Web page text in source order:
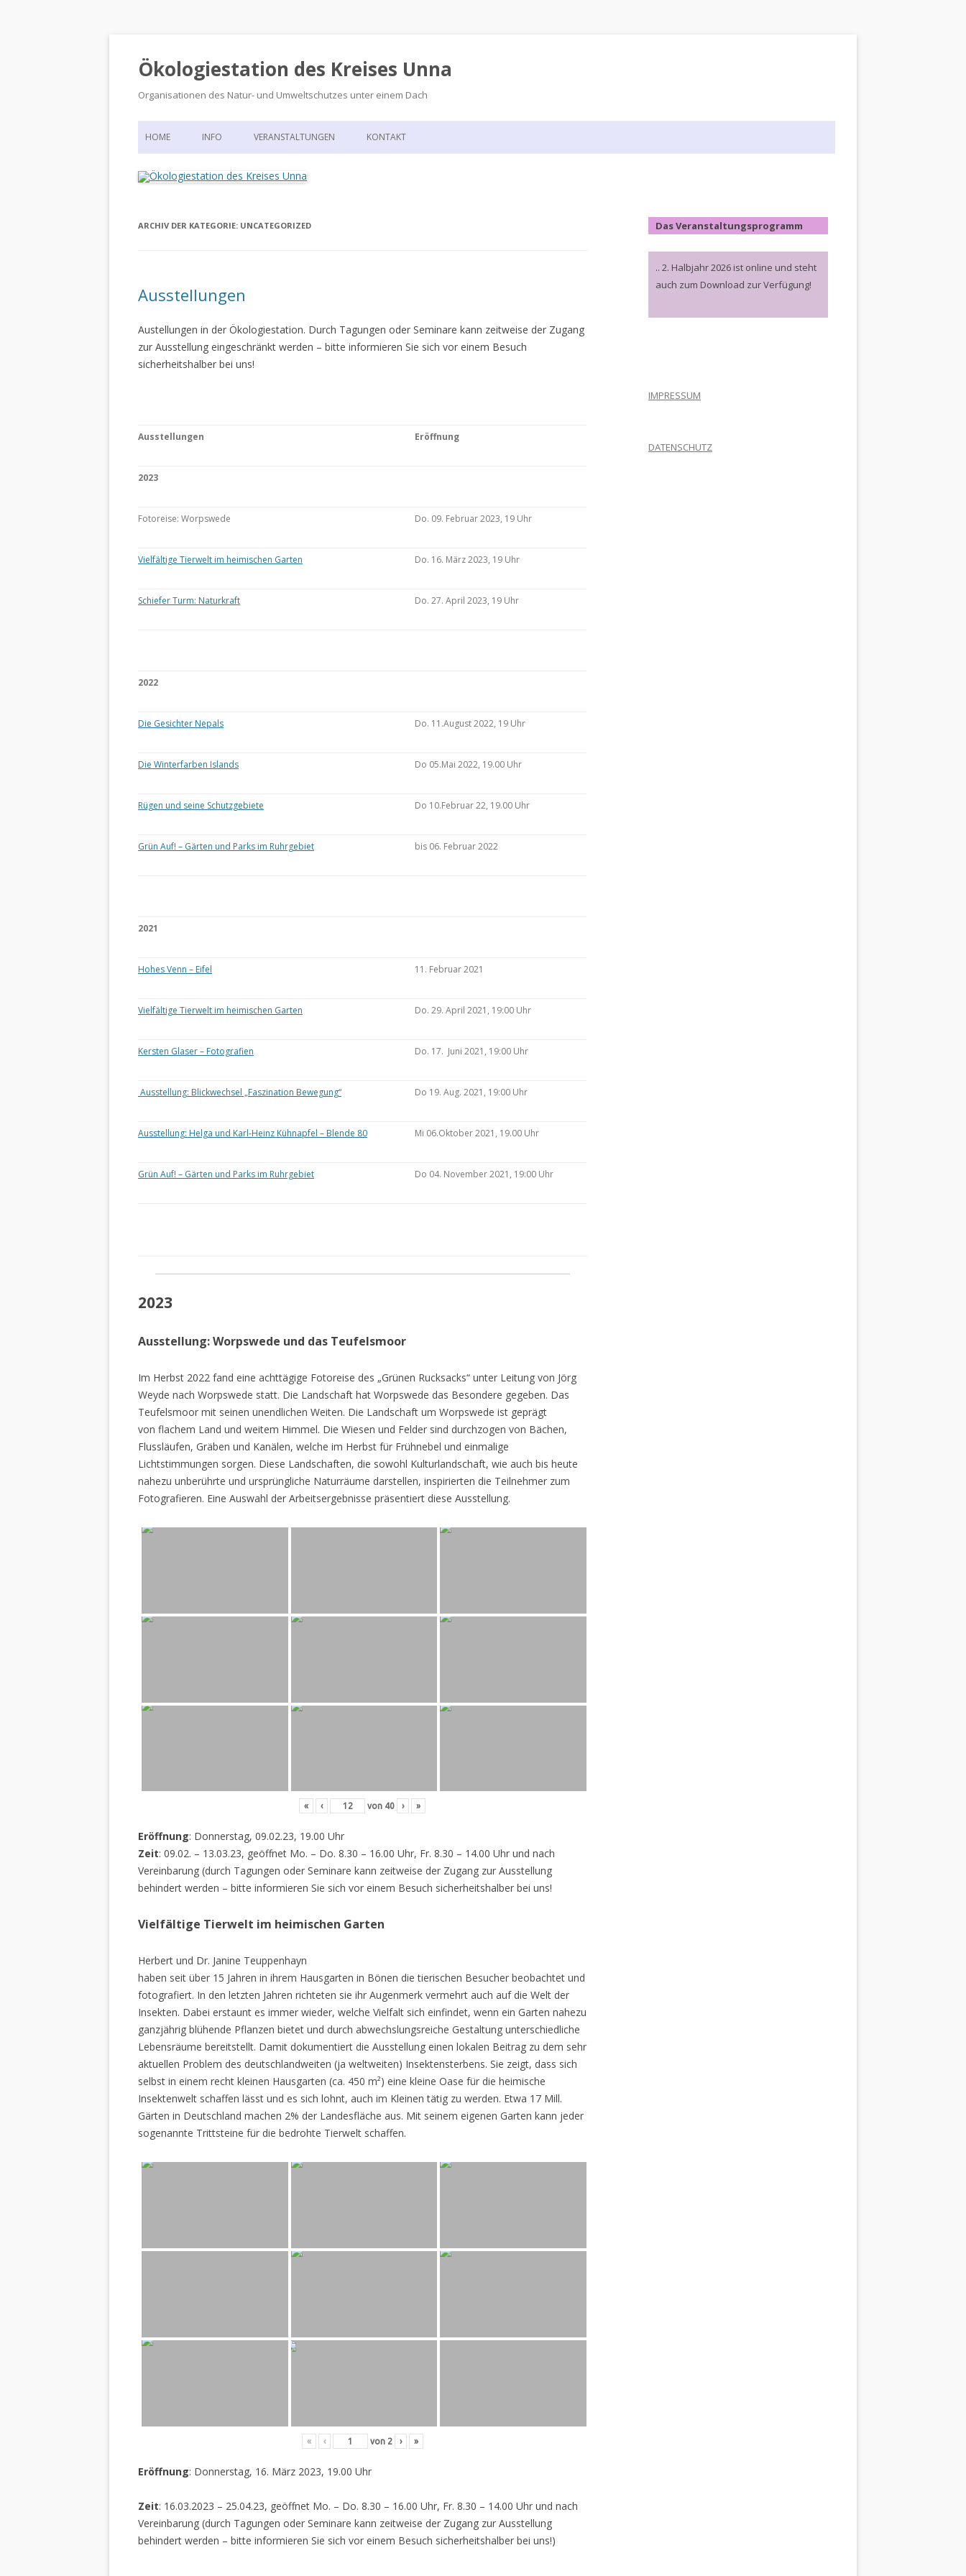
Ökologiestation des Kreises Unna
Organisationen des Natur- und Umweltschutzes unter einem Dach
Zum
HOME INFO VERANSTALTUNGEN KONTAKT
ARCHIV DER KATEGORIE: UNCATEGORIZED
Ausstellungen
Austellungen in der Ökologiestation. Durch Tagungen oder Seminare kann zeitweise der Zugang
zur Ausstellung eingeschränkt werden – bitte informieren Sie sich vor einem Besuch
sicherheitshalber bei uns!
Ausstellungen Eröffnung
2023
Fotoreise: Worpswede Do. 09. Februar 2023, 19 Uhr
Vielfältige Tierwelt im heimischen Garten Do. 16. März 2023, 19 Uhr
Schiefer Turm: Naturkraft Do. 27. April 2023, 19 Uhr
2022
Die Gesichter Nepals Do. 11.August 2022, 19 Uhr
Die Winterfarben Islands Do 05.Mai 2022, 19.00 Uhr
Rügen und seine Schutzgebiete Do 10.Februar 22, 19.00 Uhr
Grün Auf! – Gärten und Parks im Ruhrgebiet bis 06. Februar 2022
2021
Hohes Venn – Eifel 11. Februar 2021
Vielfältige Tierwelt im heimischen Garten Do. 29. April 2021, 19:00 Uhr
Kersten Glaser – Fotografien Do. 17. Juni 2021, 19:00 Uhr
Ausstellung: Blickwechsel „Faszination Bewegung“ Do 19. Aug. 2021, 19:00 Uhr
Ausstellung: Helga und Karl-Heinz Kühnapfel – Blende 80 Mi 06.Oktober 2021, 19.00 Uhr
Grün Auf! – Gärten und Parks im Ruhrgebiet Do 04. November 2021, 19:00 Uhr
2023
Ausstellung: Worpswede und das Teufelsmoor
Im Herbst 2022 fand eine achttägige Fotoreise des „Grünen Rucksacks“ unter Leitung von Jörg
Weyde nach Worpswede statt. Die Landschaft hat Worpswede das Besondere gegeben. Das
Teufelsmoor mit seinen unendlichen Weiten. Die Landschaft um Worpswede ist geprägt
von flachem Land und weitem Himmel. Die Wiesen und Felder sind durchzogen von Bächen,
Flussläufen, Gräben und Kanälen, welche im Herbst für Frühnebel und einmalige
Lichtstimmungen sorgen. Diese Landschaften, die sowohl Kulturlandschaft, wie auch bis heute
nahezu unberührte und ursprüngliche Naturräume darstellen, inspirierten die Teilnehmer zum
Fotografieren. Eine Auswahl der Arbeitsergebnisse präsentiert diese Ausstellung.
« ‹ von 40 › »
Eröffnung: Donnerstag, 09.02.23, 19.00 Uhr
Zeit: 09.02. – 13.03.23, geöffnet Mo. – Do. 8.30 – 16.00 Uhr, Fr. 8.30 – 14.00 Uhr und nach
Vereinbarung (durch Tagungen oder Seminare kann zeitweise der Zugang zur Ausstellung
behindert werden – bitte informieren Sie sich vor einem Besuch sicherheitshalber bei uns!
Vielfältige Tierwelt im heimischen Garten
Herbert und Dr. Janine Teuppenhayn
haben seit über 15 Jahren in ihrem Hausgarten in Bönen die tierischen Besucher beobachtet und
fotografiert. In den letzten Jahren richteten sie ihr Augenmerk vermehrt auch auf die Welt der
Insekten. Dabei erstaunt es immer wieder, welche Vielfalt sich einfindet, wenn ein Garten nahezu
ganzjährig blühende Pflanzen bietet und durch abwechslungsreiche Gestaltung unterschiedliche
Lebensräume bereitstellt. Damit dokumentiert die Ausstellung einen lokalen Beitrag zu dem sehr
aktuellen Problem des deutschlandweiten (ja weltweiten) Insektensterbens. Sie zeigt, dass sich
selbst in einem recht kleinen Hausgarten (ca. 450 m²) eine kleine Oase für die heimische
Insektenwelt schaffen lässt und es sich lohnt, auch im Kleinen tätig zu werden. Etwa 17 Mill.
Gärten in Deutschland machen 2% der Landesfläche aus. Mit seinem eigenen Garten kann jeder
sogenannte Trittsteine für die bedrohte Tierwelt schaffen.
« ‹ von 2 › »
Eröffnung: Donnerstag, 16. März 2023, 19.00 Uhr
Zeit: 16.03.2023 – 25.04.23, geöffnet Mo. – Do. 8.30 – 16.00 Uhr, Fr. 8.30 – 14.00 Uhr und nach
Vereinbarung (durch Tagungen oder Seminare kann zeitweise der Zugang zur Ausstellung
behindert werden – bitte informieren Sie sich vor einem Besuch sicherheitshalber bei uns!)
Das Veranstaltungsprogramm
.. 2. Halbjahr 2026 ist online und steht
auch zum Download zur Verfügung!
IMPRESSUM
DATENSCHUTZ